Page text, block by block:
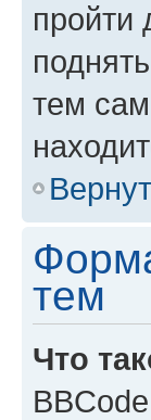
пройти
тем
тем
Что